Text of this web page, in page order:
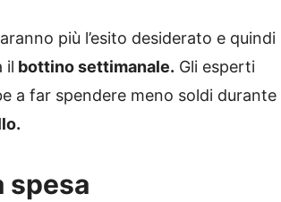
più l’esito desiderato e quindi
il bottino settimanale. Gli esperti
a far spendere meno soldi durante
spesa